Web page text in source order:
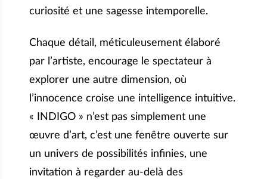
curiosité et une sagesse intemporelle.
Chaque détail, méticuleusement élaboré
par l’artiste, encourage le spectateur à
explorer une autre dimension, où
l’innocence croise une intelligence intuitive.
« INDIGO » n’est pas simplement une
œuvre d’art, c’est une fenêtre ouverte sur
un univers de possibilités infinies, une
invitation à regarder au-delà des